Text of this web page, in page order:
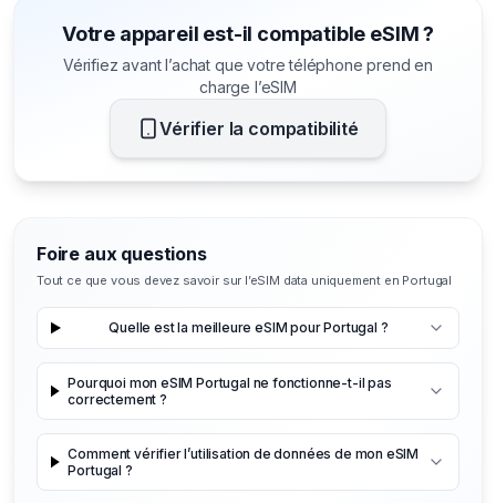
Votre appareil est-il compatible eSIM ?
Vérifiez avant l’achat que votre téléphone prend en
charge l’eSIM
Vérifier la compatibilité
Foire aux questions
Tout ce que vous devez savoir sur l’eSIM data uniquement en Portugal
Quelle est la meilleure eSIM pour Portugal ?
Pourquoi mon eSIM Portugal ne fonctionne-t-il pas
correctement ?
Comment vérifier l’utilisation de données de mon eSIM
Portugal ?